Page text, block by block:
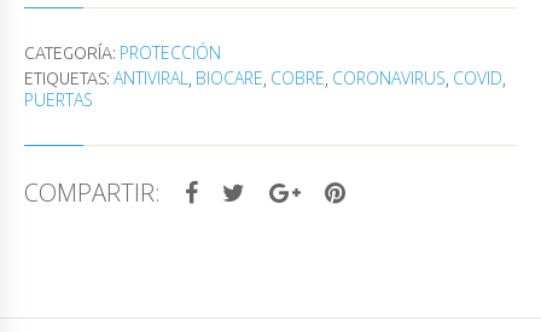
CATEGORÍA: PROTECCIÓN
ETIQUETAS: ANTIVIRAL, BIOCARE, COBRE, CORONAVIRUS, COVID,
PUERTAS
COMPARTIR: